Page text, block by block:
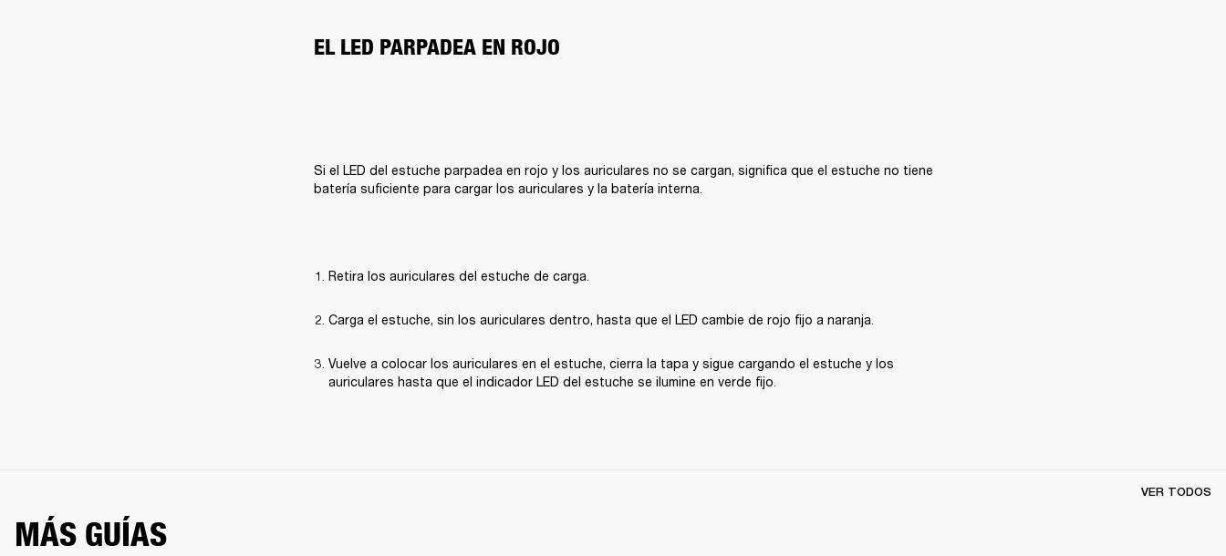
EL LED PARPADEA EN ROJO
Si el LED del estuche parpadea en rojo y los auriculares no se cargan, significa que el estuche no tiene
batería suficiente para cargar los auriculares y la batería interna.
Retira los auriculares del estuche de carga.
Carga el estuche, sin los auriculares dentro, hasta que el LED cambie de rojo fijo a naranja.
Vuelve a colocar los auriculares en el estuche, cierra la tapa y sigue cargando el estuche y los
auriculares hasta que el indicador LED del estuche se ilumine en verde fijo.
MÁS GUÍAS
VER TODOS